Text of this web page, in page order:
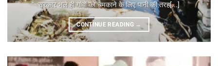
सरकार भले ही गांवों को चमकाने के लिए पानी की तरह[...]
CONTINUE READING →